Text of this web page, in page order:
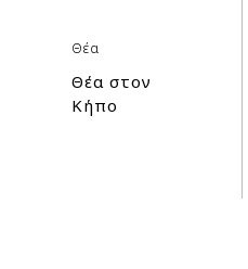
Θέα
Θέα στον
Κήπο